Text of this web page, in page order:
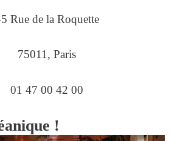
Rue de la Roquette
75011, Paris
01 47 00 42 00
!